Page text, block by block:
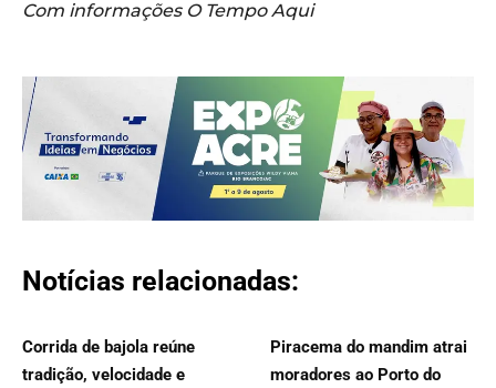
Com informações O Tempo Aqui
Notícias relacionadas:
Corrida de bajola reúne
tradição, velocidade e
Piracema do mandim atrai
moradores ao Porto do